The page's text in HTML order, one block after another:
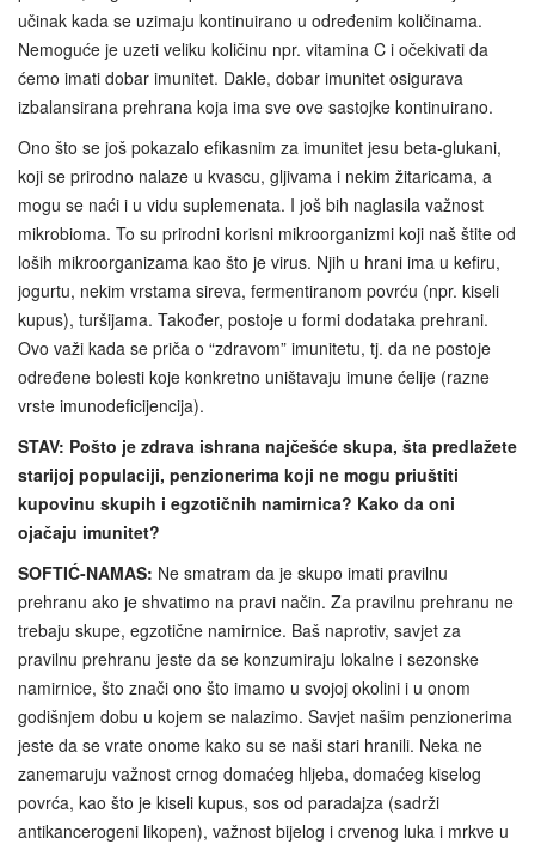
učinak kada se uzimaju kontinuirano u određenim količinama.
Nemoguće je uzeti veliku količinu npr. vitamina C i očekivati da
ćemo imati dobar imunitet. Dakle, dobar imunitet osigurava
izbalansirana prehrana koja ima sve ove sastojke kontinuirano.
Ono što se još pokazalo efikasnim za imunitet jesu beta-glukani,
koji se prirodno nalaze u kvascu, gljivama i nekim žitaricama, a
mogu se naći i u vidu suplemenata. I još bih naglasila važnost
mikrobioma. To su prirodni korisni mikroorganizmi koji naš štite od
loših mikroorganizama kao što je virus. Njih u hrani ima u kefiru,
jogurtu, nekim vrstama sireva, fermentiranom povrću (npr. kiseli
kupus), turšijama. Također, postoje u formi dodataka prehrani.
Ovo važi kada se priča o “zdravom” imunitetu, tj. da ne postoje
određene bolesti koje konkretno uništavaju imune ćelije (razne
vrste imunodeficijencija).
STAV: Pošto je zdrava ishrana najčešće skupa, šta predlažete
starijoj populaciji, penzionerima koji ne mogu priuštiti
kupovinu skupih i egzotičnih namirnica? Kako da oni
ojačaju imunitet?
SOFTIĆ-NAMAS: Ne smatram da je skupo imati pravilnu
prehranu ako je shvatimo na pravi način. Za pravilnu prehranu ne
trebaju skupe, egzotične namirnice. Baš naprotiv, savjet za
pravilnu prehranu jeste da se konzumiraju lokalne i sezonske
namirnice, što znači ono što imamo u svojoj okolini i u onom
godišnjem dobu u kojem se nalazimo. Savjet našim penzionerima
jeste da se vrate onome kako su se naši stari hranili. Neka ne
zanemaruju važnost crnog domaćeg hljeba, domaćeg kiselog
povrća, kao što je kiseli kupus, sos od paradajza (sadrži
antikancerogeni likopen), važnost bijelog i crvenog luka i mrkve u